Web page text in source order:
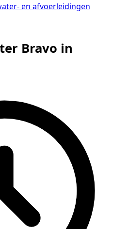
en afvoerleidingen
Bravo in